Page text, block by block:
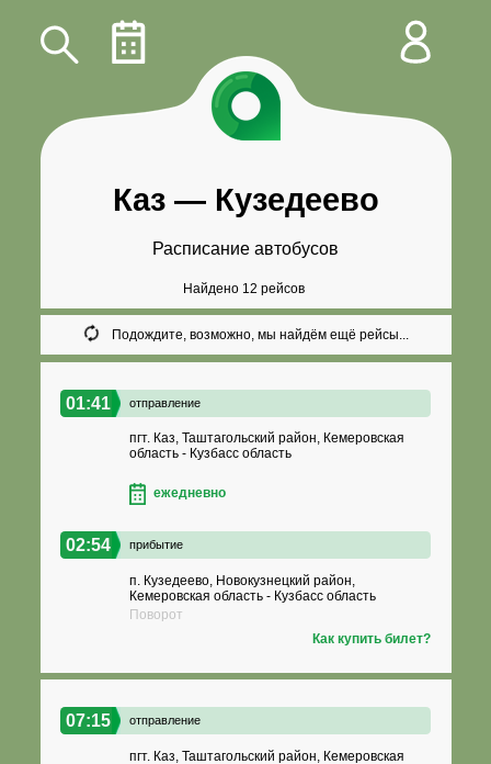
Каз— Кузедеево
Расписание автобусов
Найдено 12 рейсов
Подождите, возможно, мы найдём ещё рейсы...
01:41 отправление
пгт. Каз, Таштагольский район, Кемеровская
область - Кузбасс область
ежедневно
02:54 прибытие
п. Кузедеево, Новокузнецкий район,
Кемеровская область - Кузбасс область
Поворот
Как купить билет?
07:15 отправление
пгт. Каз, Таштагольский район, Кемеровская